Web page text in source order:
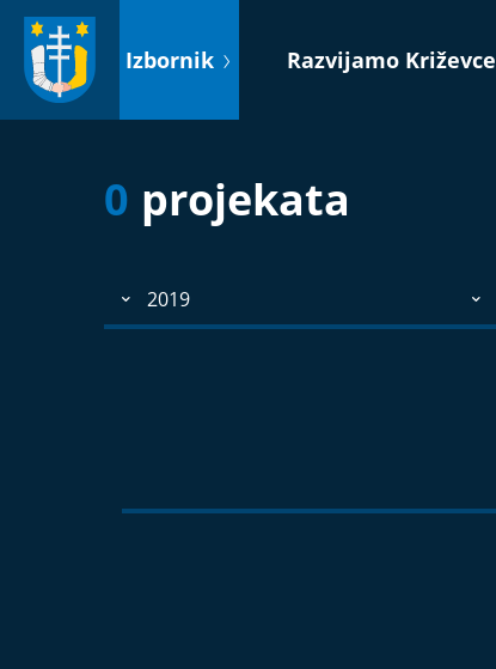
sadržaj
Izbornik Razvijamo Križevce
0 projekata
2019